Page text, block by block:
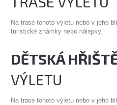
Na trase tohoto výletu nebo v jeho
turistické známky nebo nálepky.
DĚTSKÁ
VÝLETU
Na trase tohoto výletu nebo v jeho